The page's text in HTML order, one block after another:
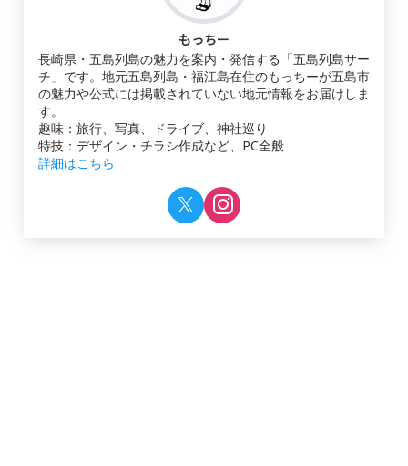
もっちー
長崎県・五島列島の魅力を案内・発信する「五島列島サー
チ」です。地元五島列島・福江島在住のもっちーが五島市
の魅力や公式には掲載されていない地元情報をお届けしま
す。
趣味：旅行、写真、ドライブ、神社巡り
特技：デザイン・チラシ作成など、PC全般
詳細はこちら